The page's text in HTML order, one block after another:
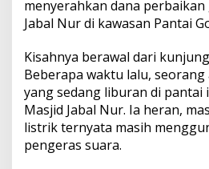
e
r
a
i
k
i
G
e
n
menyerahkan dana
Jabal Nur di kawasan Pantai
Kisahnya berawal dari
Beberapa waktu lalu,
yang sedang liburan di pantai
Masjid Jabal Nur. Ia heran,
listrik ternyata masih
pengeras suara.